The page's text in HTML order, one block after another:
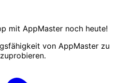
mit AppMaster noch heute!
von AppMaster zu